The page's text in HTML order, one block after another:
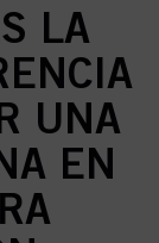
LA
UNA
EN